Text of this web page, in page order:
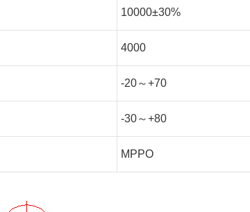
10000±30%
4000
-20～+70
-30～+80
MPPO